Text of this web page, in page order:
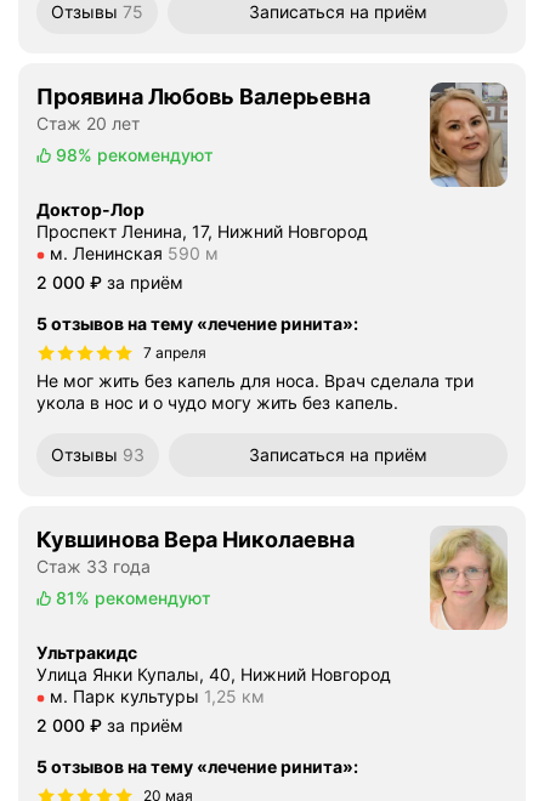
Отзывы 75 Записаться на приём
Проявина Любовь Валерьевна
Стаж 20 лет
98% рекомендуют
Доктор-Лор
Проспект Ленина, 17, Нижний Новгород
Метро м. Ленинская Расстояние 590 м
м. Ленинская 590 м
Цена
2000
2 000 ₽ за приём
5 отзывов на тему «лечение ринита»:
7 апреля
Не мог жить без капель для носа. Врач сделала три
укола в нос и о чудо могу жить без капель.
Отзывы 93 Записаться на приём
Кувшинова Вера Николаевна
Стаж 33 года
81% рекомендуют
Ультракидс
Улица Янки Купалы, 40, Нижний Новгород
Метро м. Парк культуры Расстояние 1,25 км
м. Парк культуры 1,25 км
Цена
2000
2 000 ₽ за приём
5 отзывов на тему «лечение ринита»:
20 мая